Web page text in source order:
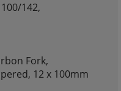
142,
Fork,
12 x 100mm